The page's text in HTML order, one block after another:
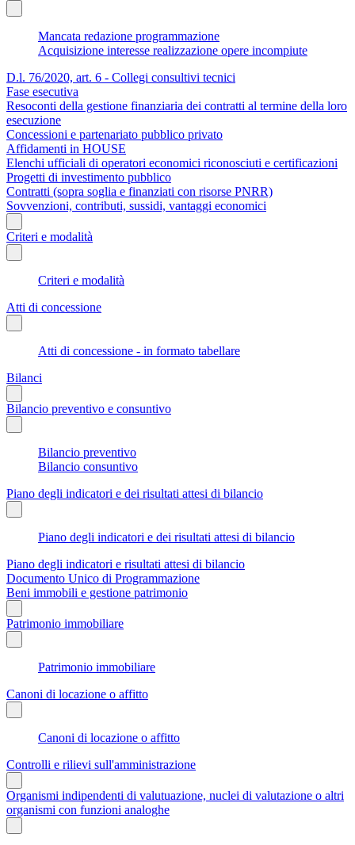
Mancata redazione programmazione
Acquisizione interesse realizzazione opere incompiute
D.l. 76/2020, art. 6 - Collegi consultivi tecnici
Fase esecutiva
Resoconti della gestione finanziaria dei contratti al termine della loro
esecuzione
Concessioni e partenariato pubblico privato
Affidamenti in HOUSE
Elenchi ufficiali di operatori economici riconosciuti e certificazioni
Progetti di investimento pubblico
Contratti (sopra soglia e finanziati con risorse PNRR)
Sovvenzioni, contributi, sussidi, vantaggi economici
Criteri e modalità
Criteri e modalità
Atti di concessione
Atti di concessione - in formato tabellare
Bilanci
Bilancio preventivo e consuntivo
Bilancio preventivo
Bilancio consuntivo
Piano degli indicatori e dei risultati attesi di bilancio
Piano degli indicatori e dei risultati attesi di bilancio
Piano degli indicatori e risultati attesi di bilancio
Documento Unico di Programmazione
Beni immobili e gestione patrimonio
Patrimonio immobiliare
Patrimonio immobiliare
Canoni di locazione o affitto
Canoni di locazione o affitto
Controlli e rilievi sull'amministrazione
Organismi indipendenti di valutuazione, nuclei di valutazione o altri
organismi con funzioni analoghe